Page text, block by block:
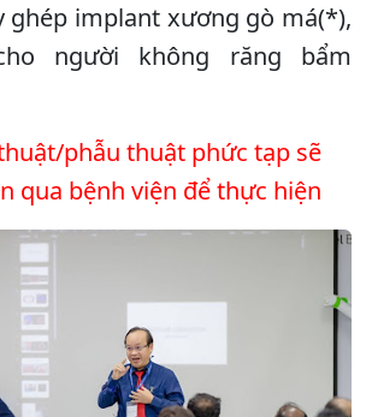
ghép implant xương gò má(*),
người không răng bẩm
phẫu thuật phức tạp sẽ
qua bệnh viện để thực hiện